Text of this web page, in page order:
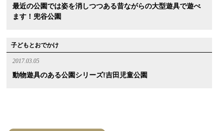
最近の公園では姿を消しつつある昔ながらの大型遊具で遊べ
ます！兜谷公園
子どもとおでかけ
2017.03.05
動物遊具のある公園シリーズ!吉田児童公園